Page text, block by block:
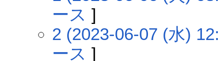
ース ]
2 (2023-06-07 (水)
ース ]